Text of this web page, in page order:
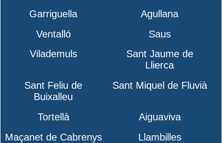
Garriguella
Agullana
Ventalló
Saus
Vilademuls
Sant Jaume de
Llierca
Sant Feliu de
Buixalleu
Sant Miquel de Fluvià
Tortellà
Aiguaviva
Maçanet de Cabrenys
Llambilles